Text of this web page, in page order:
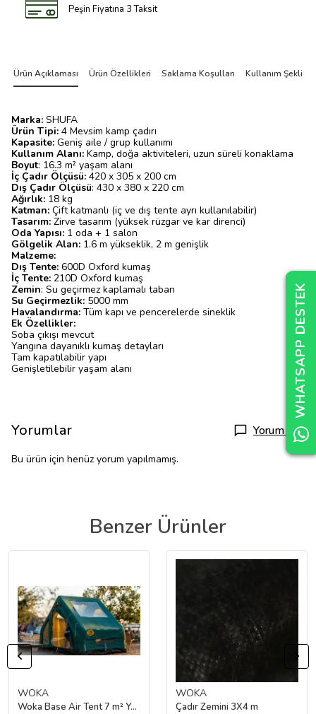
Peşin Fiyatına 3 Taksit
Ürün Açıklaması Ürün Özellikleri Saklama Koşulları Kullanım Şekli
Marka: SHUFA
Ürün Tipi: 4 Mevsim kamp çadırı
Kapasite: Geniş aile / grup kullanımı
Kullanım Alanı: Kamp, doğa aktiviteleri, uzun süreli konaklama
Boyut: 16.3 m² yaşam alanı
İç Çadır Ölçüsü: 420 x 305 x 200 cm
Dış Çadır Ölçüsü: 430 x 380 x 220 cm
Ağırlık: 18 kg
Katman: Çift katmanlı (iç ve dış tente ayrı kullanılabilir)
Tasarım: Zirve tasarım (yüksek rüzgar ve kar direnci)
Oda Yapısı: 1 oda + 1 salon
Gölgelik Alan: 1.6 m yükseklik, 2 m genişlik
Malzeme:
Dış Tente: 600D Oxford kumaş
İç Tente: 210D Oxford kumaş
Zemin: Su geçirmez kaplamalı taban
Su Geçirmezlik: 5000 mm
Havalandırma: Tüm kapı ve pencerelerde sineklik
Ek Özellikler:
Soba çıkışı mevcut
Yangına dayanıklı kumaş detayları
Tam kapatılabilir yapı
Genişletilebilir yaşam alanı
Yorumlar Yorum Yap
Bu ürün için henüz yorum yapılmamış.
Benzer Ürünler
WOKA
Woka Base Air Tent 7 m² Yeşil Şişme Kamp Çadırı
WOKA
Çadır Zemini 3X4 m
WHATSAPP DESTEK
WHATSAPP DESTEK
WHATSAPP DESTEK